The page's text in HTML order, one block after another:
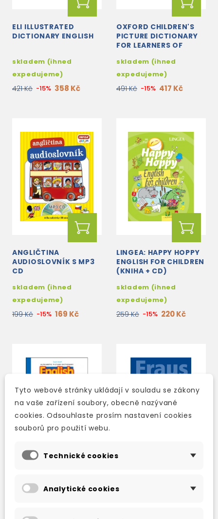
ELI ILLUSTRATED
DICTIONARY ENGLISH
skladem (ihned
expedujeme)
421 Kč -15% 358 Kč
OXFORD CHILDREN'S
PICTURE DICTIONARY
FOR LEARNERS OF
SONGS
skladem (ihned
expedujeme)
491 Kč -15% 417 Kč
ANGLIČTINA
AUDIOSLOVNÍK S MP3
CD
skladem (ihned
expedujeme)
199 Kč -15% 169 Kč
LINGEA: HAPPY HOPPY
ENGLISH FOR CHILDREN
(KNIHA + CD)
skladem (ihned
expedujeme)
259 Kč -15% 220 Kč
AUDIO CD
STUDIJNÍ SLOVNÍK
Tyto webové stránky ukládají v souladu se zákony
na vaše zařízení soubory, obecně nazývané
cookies. Odsouhlaste prosím nastavení cookies
souborů pro použití webu.
Technické cookies
Analytické cookies